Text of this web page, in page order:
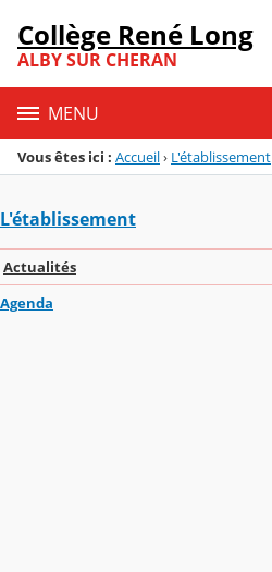
Menu de la rubrique
Contenu
Collège René Long
ALBY SUR CHERAN
MENU
Vous êtes ici : Accueil› L'établissement
L'établissement
Actualités
Agenda